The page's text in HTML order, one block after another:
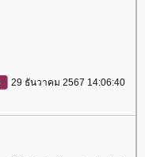
29 ธันวาคม 2567 14:06:40